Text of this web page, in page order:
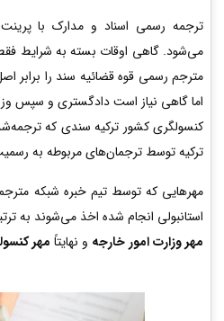
ترجمه رسمی اسناد و مدارک با
می‌شود. گاهی اوقات بسته به شرایط
مترجم رسمی قوه قضائیه سند را برابر
اما گاهی نیاز است دادگستری و سپس
کنسولگری کشور ترکیه سندی که
ترکیه توسط ترجمان‌های مربوطه به
مهرهایی که توسط تیم خبره شبکه
استانبولی انجام شده اخذ می‌شوند به
مهر وزارت امور خارجه و نهایتاً مهر